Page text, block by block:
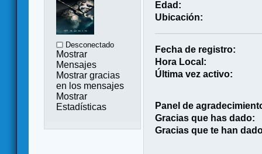
Desconectado
Mostrar
Mensajes
Mostrar gracias
en los mensajes
Mostrar
Estadísticas
Edad:
Ubicación:
Fecha de registro:
Hora Local:
Última vez activo:
Panel de
Gracias que has dado:
Gracias que te han